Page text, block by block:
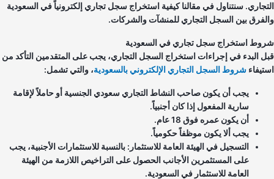
سنتناول في مقالنا كيفية استخراج سجل تجاري إلكترونياً في السعودية
بين السجل التجاري للمنشآت والشركات.
استخراج سجل تجاري في السعودية
البدء في إجراءات استخراج السجل التجاري، يجب على المتقدمين التأكد من
شروط السجل التجاري الإلكتروني بالسعودية، والتي تشمل:
يجب أن يكون صاحب النشاط التجاري سعودي الجنسية أو حاملاً لإقامة
سارية المفعول إذا كان أجنبياً.
أن يكون عمره فوق 18 عام.
يجب ألا يكون موظفاً حكومياً.
التسجيل في الهيئة العامة للاستثمار: بالنسبة للاستثمارات الأجنبية، يجب
على المستثمرين الأجانب الحصول على التراخيص اللازمة من الهيئة
العامة للاستثمار في السعودية.